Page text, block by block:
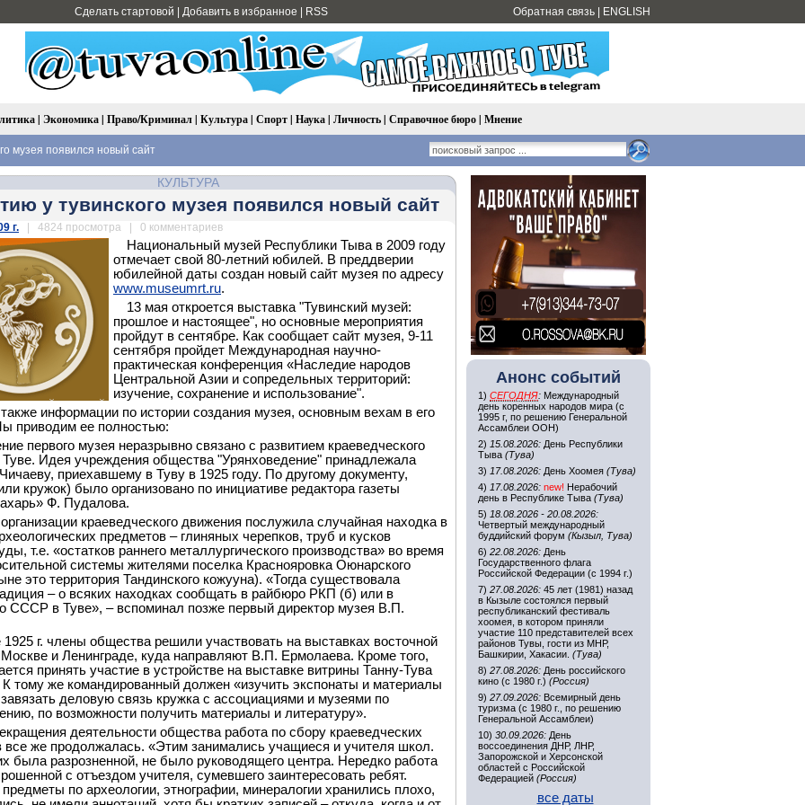
Сделать стартовой Добавить в избранное RSS Обратная связь ENGLISH
| Экономика| Право/Криминал| Культура| Спорт| Наука| Личность| Справочное бюро| Мнение
музея появился новый сайт
КУЛЬТУРА
у тувинского музея появился новый сайт
г. | 4824 просмотра | 0 комментариев
Национальный музей Республики Тыва в 2009 году
отмечает свой 80-летний юбилей. В преддверии
юбилейной даты создан новый сайт музея по адресу
www.museumrt.ru.
13 мая откроется выставка "Тувинский музей:
прошлое и настоящее", но основные мероприятия
пройдут в сентябре. Как сообщает сайт музея, 9-11
сентября пройдет Международная научно-
практическая конференция «Наследие народов
Центральной Азии и сопредельных территорий:
изучение, сохранение и использование".
информации по истории создания музея, основным вехам в его
приводим ее полностью:
первого музея неразрывно связано с развитием краеведческого
Идея учреждения общества "Урянховедение" принадлежала
приехавшему в Туву в 1925 году. По другому документу,
кружок) было организовано по инициативе редактора газеты
Ф. Пудалова.
краеведческого движения послужила случайная находка в
предметов – глиняных черепков, труб и кусков
т.е. «остатков раннего металлургического производства» во время
системы жителями поселка Краснояровка Оюнарского
это территория Тандинского кожууна). «Тогда существовала
– о всяких находках сообщать в райбюро РКП (б) или в
СССР в Туве», – вспоминал позже первый директор музея В.П.
1925 г. члены общества решили участвовать на выставках восточной
и Ленинграде, куда направляют В.П. Ермолаева. Кроме того,
принять участие в устройстве на выставке витрины Танну-Тува
тому же командированный должен «изучить экспонаты и материалы
деловую связь кружка с ассоциациями и музеями по
по возможности получить материалы и литературу».
деятельности общества работа по сбору краеведческих
все же продолжалась. «Этим занимались учащиеся и учителя школ.
была разрозненной, не было руководящего центра. Нередко работа
с отъездом учителя, сумевшего заинтересовать ребят.
по археологии, этнографии, минералогии хранились плохо,
Анонс событий
1) СЕГОДНЯ: Международный
день коренных народов мира (с
1995 г, по решению Генеральной
Ассамблеи ООН)
2) 15.08.2026: День Республики
Тыва (Тува)
3) 17.08.2026: День Хоомея (Тува)
4) 17.08.2026: new! Нерабочий
день в Республике Тыва (Тува)
5) 18.08.2026 - 20.08.2026:
Четвертый международный
буддийский форум (Кызыл, Тува)
6) 22.08.2026: День
Государственного флага
Российской Федерации (с 1994 г.)
7) 27.08.2026: 45 лет (1981) назад
в Кызыле состоялся первый
республиканский фестиваль
хоомея, в котором приняли
участие 110 представителей всех
районов Тувы, гости из МНР,
Башкирии, Хакасии. (Тува)
8) 27.08.2026: День российского
кино (с 1980 г.) (Россия)
9) 27.09.2026: Всемирный день
туризма (с 1980 г., по решению
Генеральной Ассамблеи)
10) 30.09.2026: День
воссоединения ДНР, ЛНР,
Запорожской и Херсонской
областей с Российской
Федерацией (Россия)
все даты